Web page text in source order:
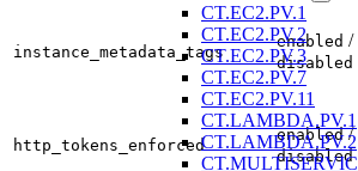
CT.EC2.PV.1
CT.EC2.PV.2
CT.EC2.PV.3
CT.EC2.PV.7
CT.EC2.PV.11
CT.LAMBDA.PV.1
CT.LAMBDA.PV.2
instance_metadata_tags
enabled /
disabled
http_tokens_enforced
enabled/
disabled